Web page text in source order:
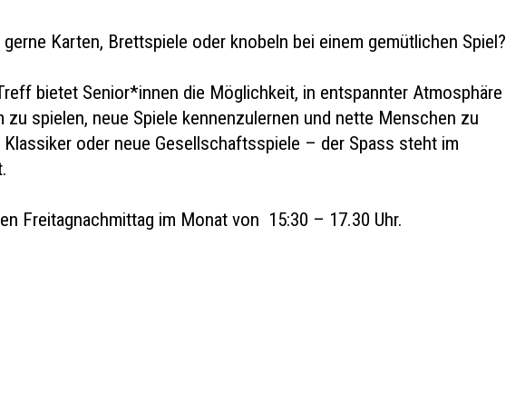
gerne Karten, Brettspiele oder knobeln bei einem gemütlichen Spiel?
bietet Senior*innen die Möglichkeit, in entspannter Atmosphäre
zu spielen, neue Spiele kennenzulernen und nette Menschen zu
oder neue Gesellschaftsspiele – der Spass steht im
Freitagnachmittag im Monat von 15:30 – 17.30 Uhr.